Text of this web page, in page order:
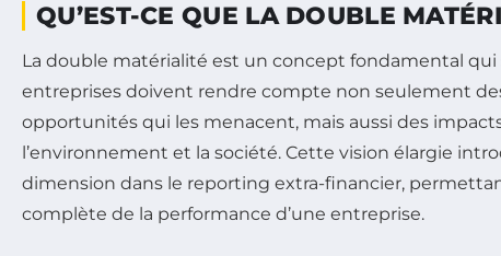
QU’EST-CE QUE LA DOUBLE
La double matérialité est un concept fondamental
entreprises doivent rendre compte non seulement
opportunités qui les menacent, mais aussi des
l’environnement et la société. Cette vision élargie
dimension dans le reporting extra-financier,
complète de la performance d’une entreprise.